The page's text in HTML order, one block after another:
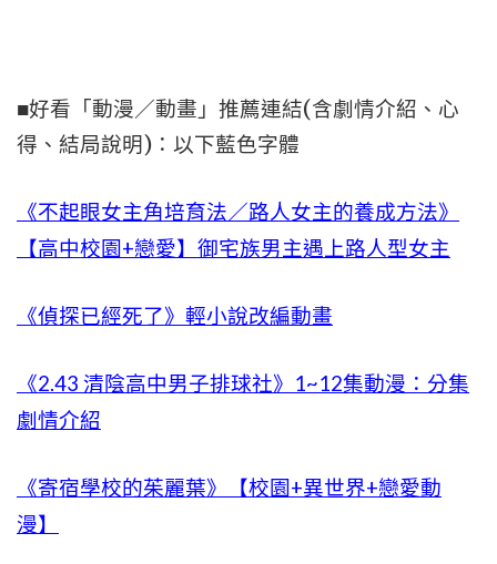
■好看「動漫／動畫」推薦連結(含劇情介紹、心
得、結局說明)：以下藍色字體
《不起眼女主角培育法／路人女主的養成方法》
【高中校園+戀愛】御宅族男主遇上路人型女主
《偵探已經死了》輕小說改編動畫
《2.43 清陰高中男子排球社》1~12集動漫：分集
劇情介紹
《寄宿學校的茱麗葉》【校園+異世界+戀愛動
漫】